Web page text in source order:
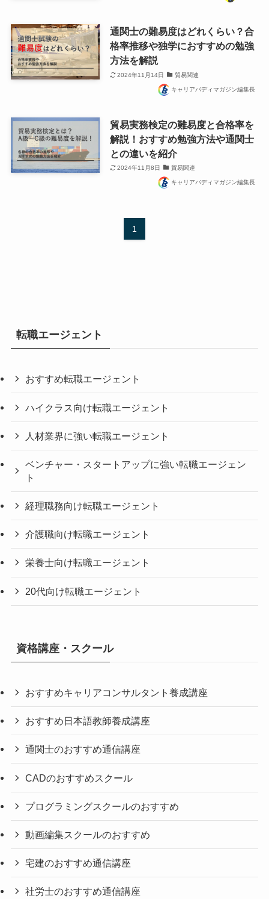
通関士の難易度はどれくらい？合
格率推移や独学におすすめの勉強
方法を解説
2024年11月14日 貿易関連
キャリアバディマガジン編集長
貿易実務検定の難易度と合格率を
解説！おすすめ勉強方法や通関士
との違いを紹介
2024年11月8日 貿易関連
キャリアバディマガジン編集長
1
転職エージェント
おすすめ転職エージェント
ハイクラス向け転職エージェント
人材業界に強い転職エージェント
ベンチャー・スタートアップに強い転職エージェン
ト
経理職務向け転職エージェント
介護職向け転職エージェント
栄養士向け転職エージェント
20代向け転職エージェント
資格講座・スクール
おすすめキャリアコンサルタント養成講座
おすすめ日本語教師養成講座
通関士のおすすめ通信講座
CADのおすすめスクール
プログラミングスクールのおすすめ
動画編集スクールのおすすめ
宅建のおすすめ通信講座
社労士のおすすめ通信講座